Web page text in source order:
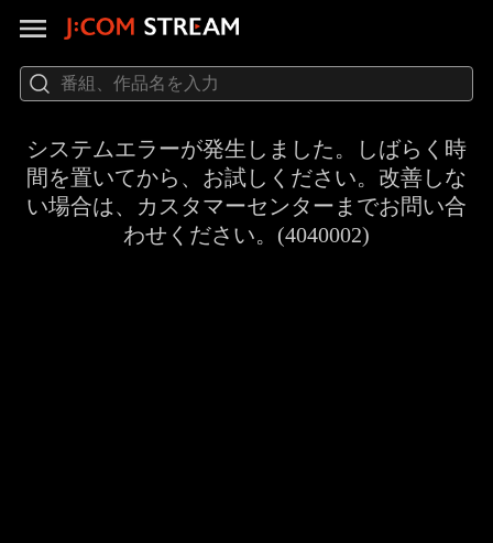
システムエラーが発生しました。しばらく時
間を置いてから、お試しください。改善しな
い場合は、カスタマーセンターまでお問い合
わせください。(4040002)